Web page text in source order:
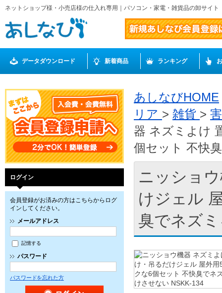
ネットショップ様・小売店様の仕入れ専用｜パソコン・家電・雑貨品の卸サイ
データダウンロード 新着商品 ランキング
ログイン
会員登録がお済みの方はこちらからログ
インしてください。
メールアドレス
記憶する
パスワード
パスワードを忘れた方
あしなびHOME
リア > 雑貨 >
器 ネズミよけ
個セット 不快
ニッショ
けジェル
臭でネズ